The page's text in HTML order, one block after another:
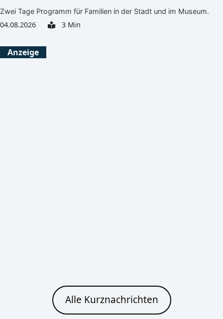
Zwei Tage Programm für Familien in der Stadt und im Museum.
04.08.2026 3 Min
Anzeige
Alle Kurznachrichten
Görlitz
Heute
Klarer Himmel
Morgen
Klarer Himmel